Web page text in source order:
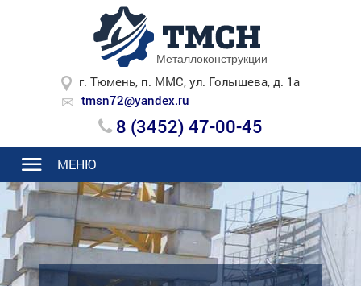
Металлоконструкции
г. Тюмень, п. ММС, ул. Голышева, д. 1а
tmsn72@yandex.ru
8 (3452) 47-00-45
МЕНЮ